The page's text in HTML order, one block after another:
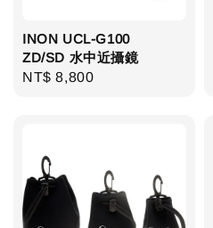
INON UCL-G100
ZD/SD 水中近攝鏡
Regular
NT$ 8,800